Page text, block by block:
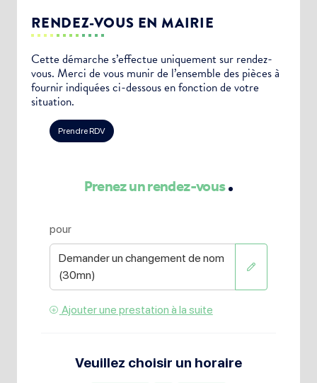
RENDEZ-VOUS EN MAIRIE
Cette démarche s’effectue uniquement sur rendez-
vous. Merci de vous munir de l’ensemble des pièces à
fournir indiquées ci-dessous en fonction de votre
situation.